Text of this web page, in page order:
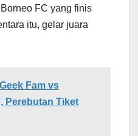
FC yang finis
itu, gelar juara
Fam vs
Perebutan Tiket